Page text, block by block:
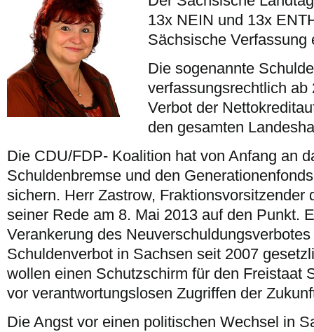
13x NEIN und 13x
Sächsische Verfassung
Die sogenannte
verfassungsrechtlich ab
Verbot der
den gesamten
Die CDU/FDP- Koalition hat von Anfang an
Schuldenbremse und den
sichern. Herr Zastrow, Fraktionsvorsitzender
seiner Rede am 8. Mai 2013 auf den Punkt.
Verankerung des
Schuldenverbot in Sachsen seit 2007
wollen einen Schutzschirm für den Freistaat
vor verantwortungslosen Zugriffen der
Die Angst vor einen politischen Wechsel in